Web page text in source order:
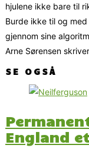
hjulene ikke bare til
Burde ikke til og
gjennom sine
Arne Sørensen
SE OGSÅ
England